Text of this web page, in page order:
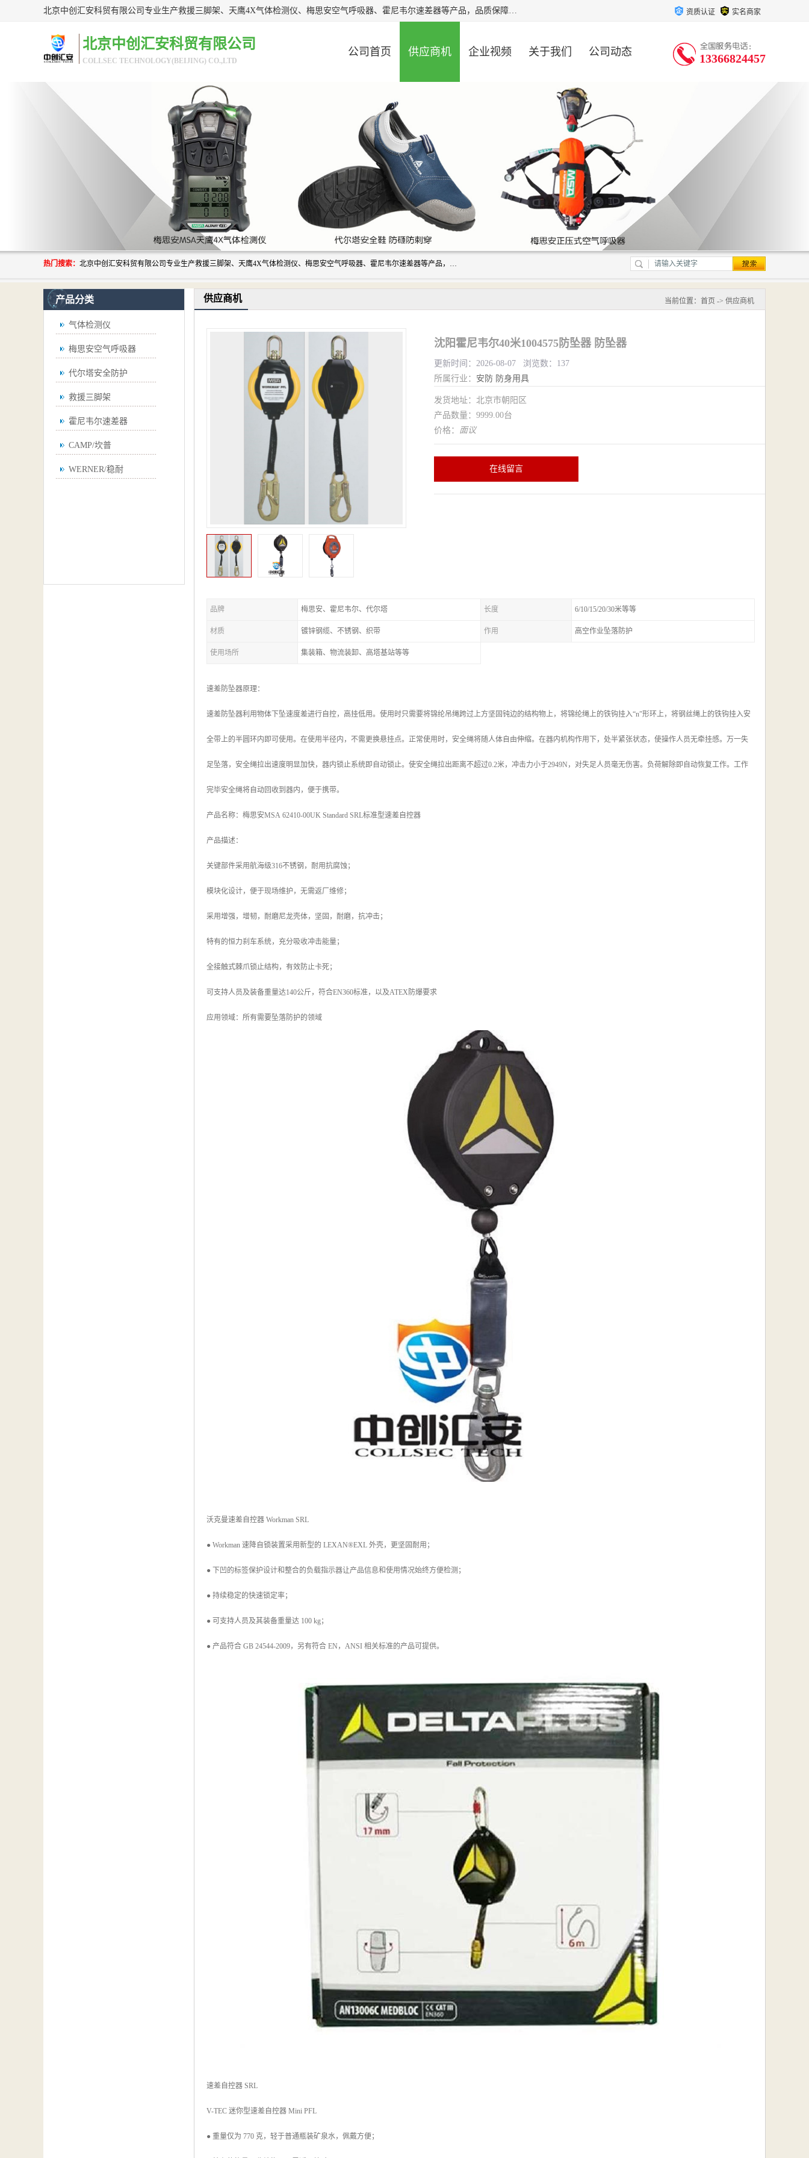
北京中创汇安科贸有限公司专业生产救援三脚架、天鹰4X气体检测仪、梅思安空气呼吸器、霍尼韦尔速差器等产品，品质保障，价格合理，欢迎在线致电咨询。 资质认证 实名商家
北京中创汇安科贸有限公司
COLLSEC TECHNOLOGY(BEIJING) CO.,LTD
公司首页 供应商机 企业视频 关于我们 公司动态 13366824457
热门搜索： 北京中创汇安科贸有限公司专业生产救援三脚架、天鹰4X气体检测仪、梅思安空气呼吸器、霍尼韦尔速差器等产品，品质保障，价格合理，欢迎在线致电咨询。
产品分类
气体检测仪
梅思安空气呼吸器
代尔塔安全防护
救援三脚架
霍尼韦尔速差器
CAMP/坎普
WERNER/稳耐
供应商机 当前位置： 首页 -> 供应商机
沈阳霍尼韦尔40米1004575防坠器 防坠器
更新时间：2026-08-07 浏览数：137
所属行业： 安防 防身用具
发货地址：北京市朝阳区
产品数量：9999.00台
价格： 面议
在线留言
品牌 梅思安、霍尼韦尔、代尔塔 长度 6/10/15/20/30米等等
材质 镀锌钢缆、不锈钢、织带 作用 高空作业坠落防护
使用场所 集装箱、物流装卸、高塔基站等等
速差防坠器原理：
速差防坠器利用物体下坠速度差进行自控，高挂低用。使用时只需要将锦纶吊绳跨过上方坚固钝边的结构物上，将锦纶绳上的铁钩挂入“n”形环上，将钢丝绳上的铁钩挂入安
全带上的半圆环内即可使用。在使用半径内，不需更换悬挂点。正常使用时，安全绳将随人体自由伸缩。在器内机构作用下，处半紧张状态，使操作人员无牵挂感。万一失
足坠落，安全绳拉出速度明显加快，器内锁止系统即自动锁止。使安全绳拉出距离不超过0.2米，冲击力小于2949N，对失足人员毫无伤害。负荷解除即自动恢复工作。工作
完毕安全绳将自动回收到器内，便于携带。
产品名称：梅思安MSA 62410-00UK Standard SRL标准型速差自控器
产品描述：
关键部件采用航海级316不锈钢，耐用抗腐蚀；
模块化设计，便于现场维护，无需返厂维修；
采用增强，增韧，耐磨尼龙壳体，坚固，耐磨，抗冲击；
特有的恒力刹车系统，充分吸收冲击能量；
全接触式棘爪锁止结构，有效防止卡死；
可支持人员及装备重量达140公斤，符合EN360标准，以及ATEX防爆要求
应用领域：所有需要坠落防护的领域
沃克曼速差自控器 Workman SRL
● Workman 速降自锁装置采用新型的 LEXAN®EXL 外壳，更坚固耐用；
● 下凹的标签保护设计和整合的负载指示器让产品信息和使用情况始终方便检测；
● 持续稳定的快速锁定率；
● 可支持人员及其装备重量达 100 kg；
● 产品符合 GB 24544-2009，另有符合 EN，ANSI 相关标准的产品可提供。
速差自控器 SRL
V-TEC 迷你型速差自控器 Mini PFL
● 重量仅为 770 克，轻于普通瓶装矿泉水，佩戴方便；